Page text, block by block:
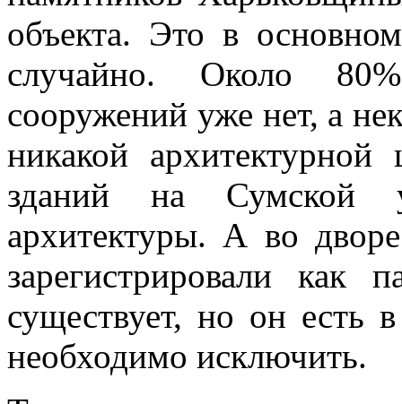
объекта. Это в
случайно. Около
сооружений уже нет, а
никакой
зданий на Сумской
архитектуры. А во
зарегистрировали
существует, но он есть
необходимо исключить.